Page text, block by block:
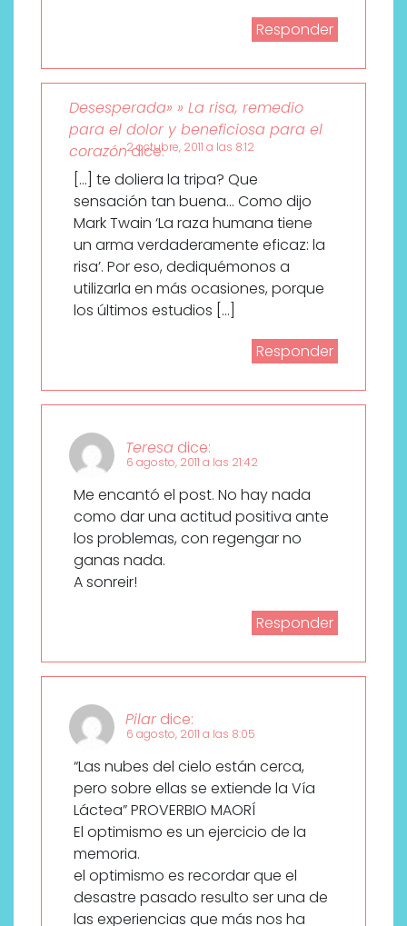
Responder
Desesperada» » La risa, remedio
para el dolor y beneficiosa para el
corazón dice:
2 octubre, 2011 a las 8:12
[…] te doliera la tripa? Que
sensación tan buena… Como dijo
Mark Twain ‘La raza humana tiene
un arma verdaderamente eficaz: la
risa’. Por eso, dediquémonos a
utilizarla en más ocasiones, porque
los últimos estudios […]
Responder
Teresa dice:
6 agosto, 2011 a las 21:42
Me encantó el post. No hay nada
como dar una actitud positiva ante
los problemas, con regengar no
ganas nada.
A sonreir!
Responder
Pilar dice:
6 agosto, 2011 a las 8:05
“Las nubes del cielo están cerca,
pero sobre ellas se extiende la Vía
Láctea” PROVERBIO MAORÍ
El optimismo es un ejercicio de la
memoria.
el optimismo es recordar que el
desastre pasado resulto ser una de
las experiencias que más nos ha